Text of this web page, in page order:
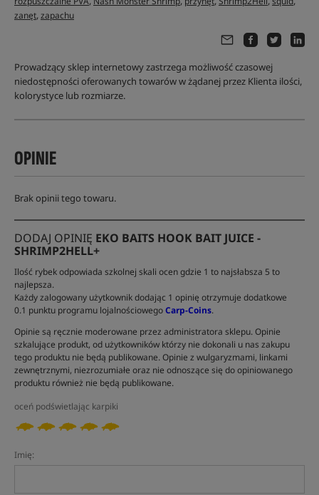
zanęt,zapachu
Prowadzący sklep internetowy zastrzega możliwość czasowej
niedostępności oferowanych towarów w żądanej przez Klienta ilości,
kolorystyce lub rozmiarze.
OPINIE
Brak opinii tego towaru.
DODAJ OPINIĘ EKO BAITS HOOK BAIT JUICE -
SHRIMP2HELL+
Ilość rybek odpowiada szkolnej skali ocen gdzie 1 to najsłabsza 5 to
najlepsza.
Każdy zalogowany użytkownik dodając 1 opinię otrzymuje dodatkowe
0.1 punktu programu lojalnościowegoCarp-Coins.
Opinie są ręcznie moderowane przez administratora sklepu. Opinie
szkalujące produkt, od użytkowników którzy nie dokonali u nas zakupu
tego produktu nie będą publikowane. Opinie z wulgaryzmami, linkami
zewnętrznymi, niezrozumiałe oraz nie odnoszące się do opiniowanego
produktu również nie będą publikowane.
oceń podświetlając karpiki
Imię: